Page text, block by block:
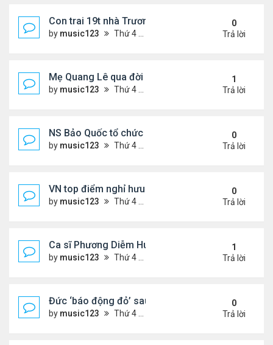
Con trai 19t nhà Trương Bá Chi - Tạ Đình Phong
by music123 Thứ 4 Tháng 8 05, 2026 7:03 pm
0
Trả lời
Mẹ Quang Lê qua đời sau 2 năm đột quỵ.
by music123 Thứ 4 Tháng 8 05, 2026 6:53 pm
1
Trả lời
NS Bảo Quốc tổ chức sn cho bà xã
by music123 Thứ 4 Tháng 8 05, 2026 6:51 pm
0
Trả lời
VN top điểm nghỉ hưu lý tưởng cho người Mỹ
by music123 Thứ 4 Tháng 8 05, 2026 6:46 pm
0
Trả lời
Ca sĩ Phương Diễm Huyền bị khởi tố
by music123 Thứ 4 Tháng 8 05, 2026 6:38 pm
1
Trả lời
Đức ‘báo động đỏ’ sau vụ phát hiện UAV mang
by music123 Thứ 4 Tháng 8 05, 2026 6:28 pm
0
Trả lời